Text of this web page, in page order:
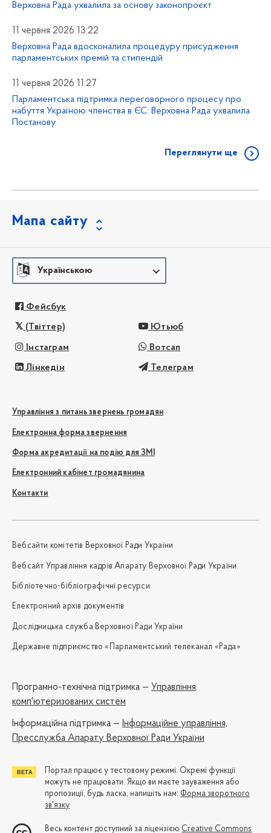
Верховна Рада ухвалила за основу законопроєкт
11 червня 2026 13:22
Верховна Рада вдосконалила процедуру присудження
парламентських премій та стипендій
11 червня 2026 11:27
Парламентська підтримка переговорного процесу про
набуття Україною членства в ЄС: Верховна Рада ухвалила
Постанову
Переглянути ще
Мапа сайту
Українською
Фейсбук
(Твіттер) Ютьюб
Інстаграм Вотсап
Лінкедін Телеграм
Управління з питань звернень громадян
Електронна форма звернення
Форма акредитації на подію для ЗМІ
Електронний кабінет громадянина
Контакти
Вебсайти комітетів Верховної Ради України
Вебсайт Управління кадрів Апарату Верховної Ради України
Бібліотечно-бібліографічні ресурси
Електронний архів документів
Дослідницька служба Верховної Ради України
Державне підприємство «Парламентський телеканал «Рада»
Програмно-технічна підтримка — Управління
комп'ютеризованих систем
Iнформаційна підтримка — Інформаційне управління,
Пресслужба Апарату Верховної Ради України
Портал працює у тестовому режимі. Окремі функції
можуть не працювати. Якщо ви маєте зауваження або
пропозиції, будь ласка, напишіть нам: Форма зворотного
зв'язку
Весь контент доступний за ліцензією Creative Commons